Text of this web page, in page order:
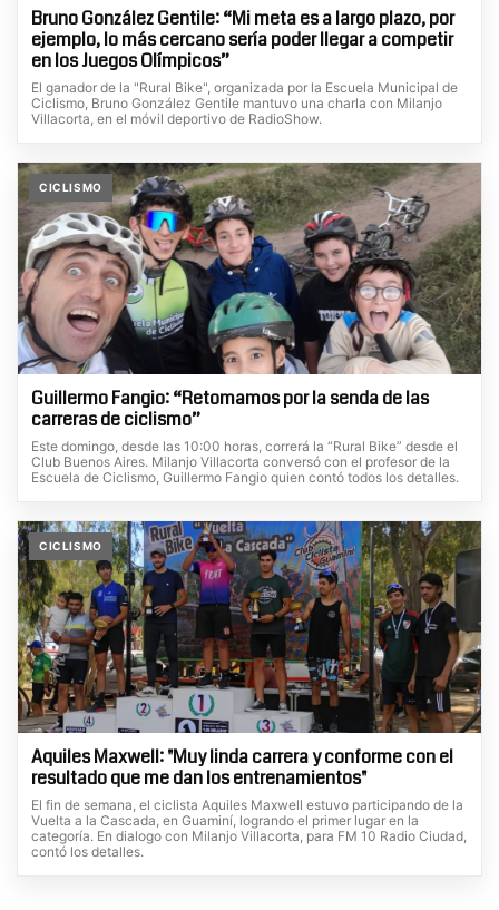
Bruno González Gentile: “Mi meta es a largo plazo, por
ejemplo, lo más cercano sería poder llegar a competir
en los Juegos Olímpicos”
El ganador de la "Rural Bike", organizada por la Escuela Municipal de
Ciclismo, Bruno González Gentile mantuvo una charla con Milanjo
Villacorta, en el móvil deportivo de RadioShow.
CICLISMO
Guillermo Fangio: “Retomamos por la senda de las
carreras de ciclismo”
Este domingo, desde las 10:00 horas, correrá la “Rural Bike” desde el
Club Buenos Aires. Milanjo Villacorta conversó con el profesor de la
Escuela de Ciclismo, Guillermo Fangio quien contó todos los detalles.
CICLISMO
Aquiles Maxwell: "Muy linda carrera y conforme con el
resultado que me dan los entrenamientos"
El fin de semana, el ciclista Aquiles Maxwell estuvo participando de la
Vuelta a la Cascada, en Guaminí, logrando el primer lugar en la
categoría. En dialogo con Milanjo Villacorta, para FM 10 Radio Ciudad,
contó los detalles.